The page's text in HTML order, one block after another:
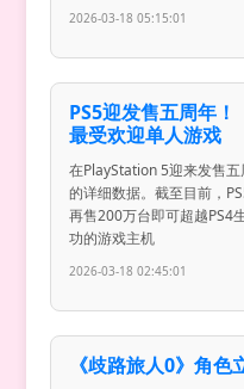
2026-03-18 05:15:01
PS5迎发售五周年
最受欢迎单人游戏
在PlayStation 5迎来发售
的详细数据。截至目前，
再售200万台即可超越PS4
功的游戏主机
2026-03-18 02:45:01
《歧路旅人0》角